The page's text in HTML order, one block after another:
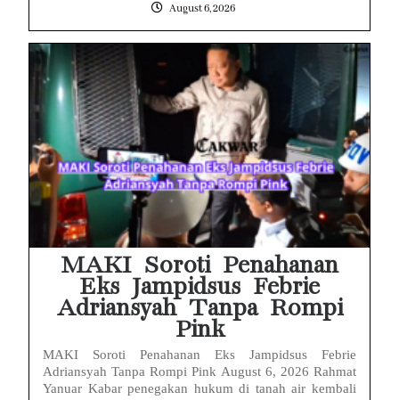
August 6, 2026
MAKI Soroti Penahanan
Eks Jampidsus Febrie
Adriansyah Tanpa Rompi
Pink
MAKI Soroti Penahanan Eks Jampidsus Febrie
Adriansyah Tanpa Rompi Pink August 6, 2026 Rahmat
Yanuar Kabar penegakan hukum di tanah air kembali